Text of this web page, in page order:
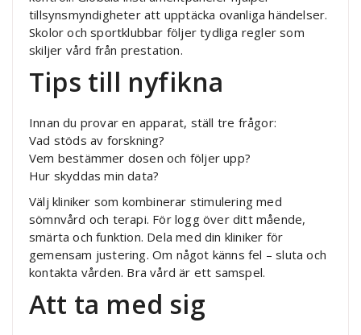
tillsynsmyndigheter att upptäcka ovanliga händelser.
Skolor och sportklubbar följer tydliga regler som
skiljer vård från prestation.
Tips till nyfikna
Innan du provar en apparat, ställ tre frågor:
Vad stöds av forskning?
Vem bestämmer dosen och följer upp?
Hur skyddas min data?
Välj kliniker som kombinerar stimulering med
sömnvård och terapi. För logg över ditt mående,
smärta och funktion. Dela med din kliniker för
gemensam justering. Om något känns fel – sluta och
kontakta vården. Bra vård är ett samspel.
Att ta med sig